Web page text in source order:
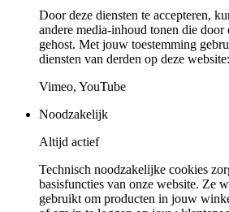
Door deze diensten te accepteren,
andere media-inhoud tonen die
gehost. Met jouw toestemming
diensten van derden op deze website:
Vimeo, YouTube
Noodzakelijk
Altijd actief
Technisch noodzakelijke cookies
basisfuncties van onze website. Ze
gebruikt om producten in jouw